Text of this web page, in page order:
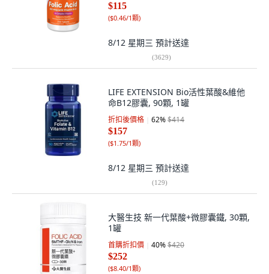
$115
($0.46/1顆)
8/12 星期三 預計送達
(3629)
LIFE EXTENSION Bio活性葉酸&維他
命B12膠囊, 90顆, 1罐
折扣後價格 62%$414
$157
($1.75/1顆)
8/12 星期三 預計送達
(129)
大醫生技 新一代葉酸+微膠囊鐵, 30顆,
1罐
首購折扣價 40%$420
$252
($8.40/1顆)